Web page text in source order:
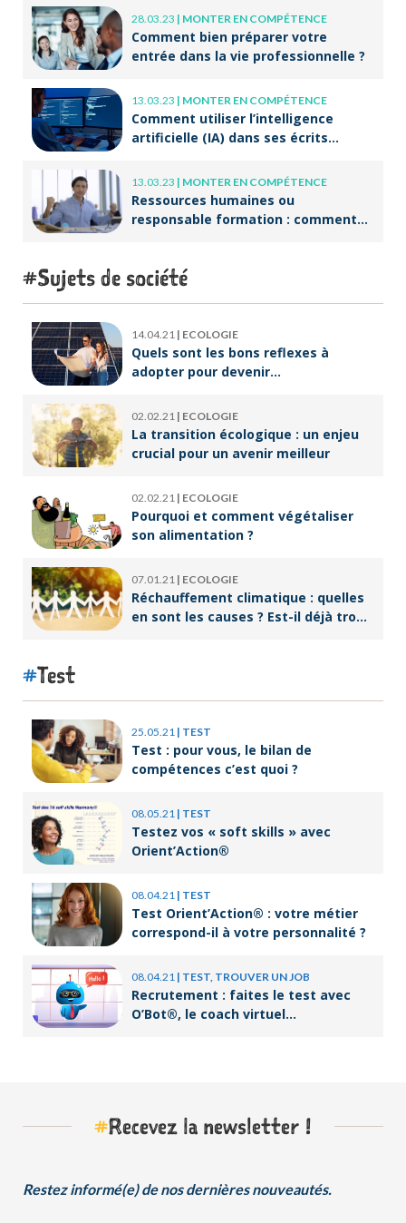
28.03.23 | MONTER EN COMPÉTENCE
Comment bien préparer votre
entrée dans la vie professionnelle ?
13.03.23 | MONTER EN COMPÉTENCE
Comment utiliser l’intelligence
artificielle (IA) dans ses écrits
13.03.23 | MONTER EN COMPÉTENCE
Ressources humaines ou
responsable formation : comment
Sujets de société
14.04.21 | ECOLOGIE
Quels sont les bons reflexes à
adopter pour devenir
02.02.21 | ECOLOGIE
La transition écologique : un enjeu
crucial pour un avenir meilleur
02.02.21 | ECOLOGIE
Pourquoi et comment végétaliser
son alimentation ?
07.01.21 | ECOLOGIE
Réchauffement climatique : quelles
en sont les causes ? Est-il déjà trop
Test
25.05.21 | TEST
Test : pour vous, le bilan de
compétences c’est quoi ?
08.05.21 | TEST
Testez vos « soft skills » avec
Orient’Action®
08.04.21 | TEST
Test Orient’Action® : votre métier
correspond-il à votre personnalité ?
08.04.21 | TEST, TROUVER UN JOB
Recrutement : faites le test avec
O’Bot®, le coach virtuel
#Recevez la newsletter !
Restez informé(e) de nos dernières nouveautés.